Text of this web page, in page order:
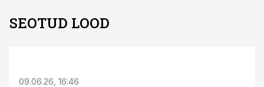
SEOTUD LOOD
09.06.26, 16:46